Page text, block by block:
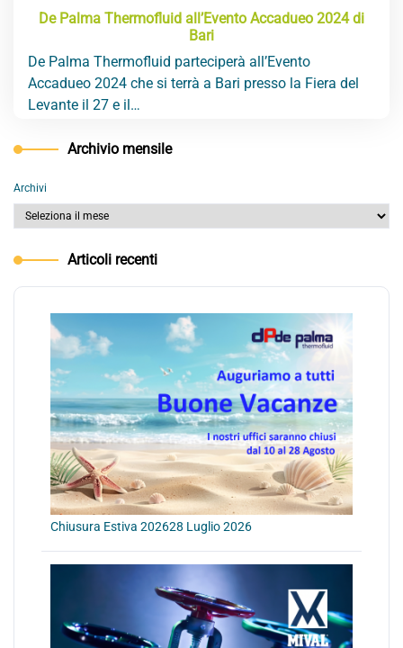
Ottobre
2024
De Palma Thermofluid all’Evento Accadueo 2024 di
Bari
De Palma Thermofluid parteciperà all’Evento
Accadueo 2024 che si terrà a Bari presso la Fiera del
Levante il 27 e il…
Archivio mensile
Archivi
Articoli recenti
Chiusura Estiva 202628 Luglio 2026